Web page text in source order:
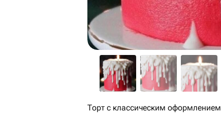
Торт с классическим оформлением